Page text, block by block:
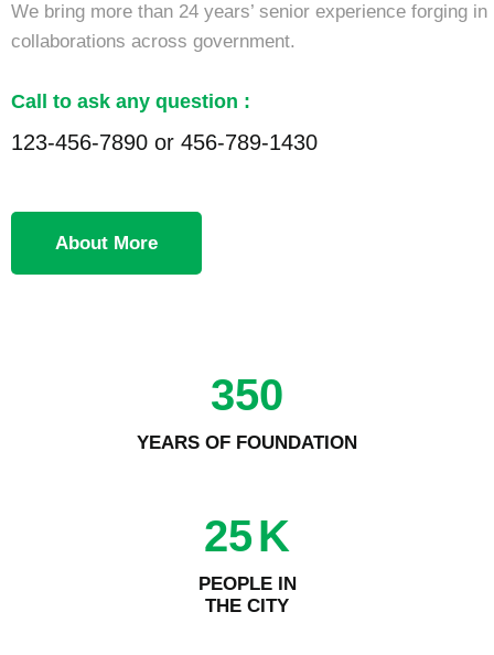
We bring more than 24 years’ senior experience forging in
collaborations across government.
Call to ask any question :
123-456-7890 or 456-789-1430
About More
350
YEARS OF FOUNDATION
25K
PEOPLE IN
THE CITY